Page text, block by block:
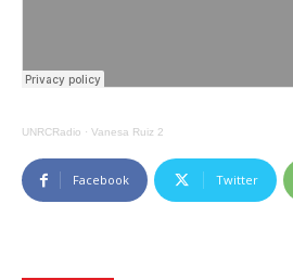
UNRCRadio · Vanesa Ruiz 2
Facebook Twitter